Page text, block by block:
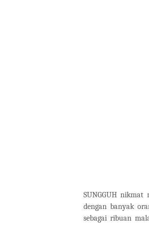
SUNGGUH nikmat
dengan banyak
sebagai ribuan